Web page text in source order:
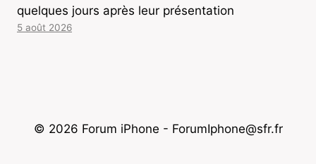
quelques jours après leur présentation
5 août 2026
© 2026 Forum iPhone - ForumIphone@sfr.fr